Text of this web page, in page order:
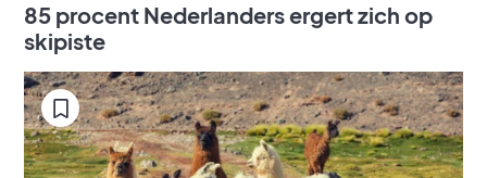
85 procent Nederlanders ergert zich op
skipiste